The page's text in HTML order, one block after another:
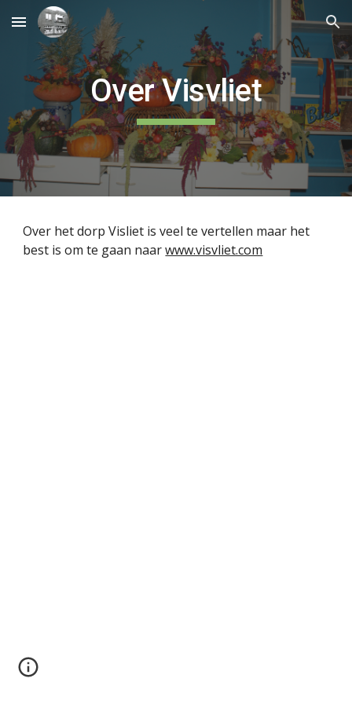
Skip to main content Skip to navigation
Over Visvliet
Over het dorp Visliet is veel te vertellen maar het
best is om te gaan naarwww.visvliet.com